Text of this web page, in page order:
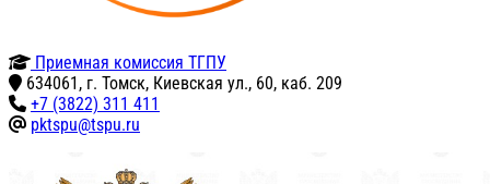
Приемная комиссия ТГПУ
634061, г. Томск, Киевская ул., 60, каб. 209
+7 (3822) 311 411
pktspu@tspu.ru